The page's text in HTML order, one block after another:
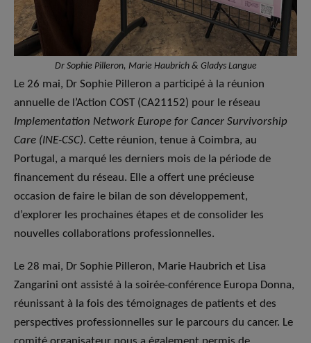
Dr Sophie Pilleron, Marie Haubrich & Gladys Langue
Le 26 mai, Dr Sophie Pilleron a participé à la réunion
annuelle de l’Action COST (CA21152) pour le réseau
Implementation Network Europe for Cancer Survivorship
Care (INE-CSC). Cette réunion, tenue à Coimbra, au
Portugal, a marqué les derniers mois de la période de
financement du réseau. Elle a offert une précieuse
occasion de faire le bilan de son développement,
d’explorer les prochaines étapes et de consolider les
nouvelles collaborations professionnelles.
Le 28 mai, Dr Sophie Pilleron, Marie Haubrich et Lisa
Zangarini ont assisté à la soirée-conférence Europa Donna,
réunissant à la fois des témoignages de patients et des
perspectives professionnelles sur le parcours du cancer. Le